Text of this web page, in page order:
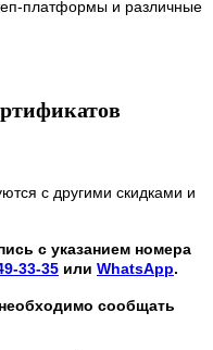
платформы и различные
с другими скидками и
с указанием номера
33-35 или WhatsApp.
сообщать